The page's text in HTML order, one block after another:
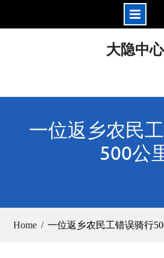
大隐中心
一位返乡农民
500公
Home 一位返乡农民工错误骑行